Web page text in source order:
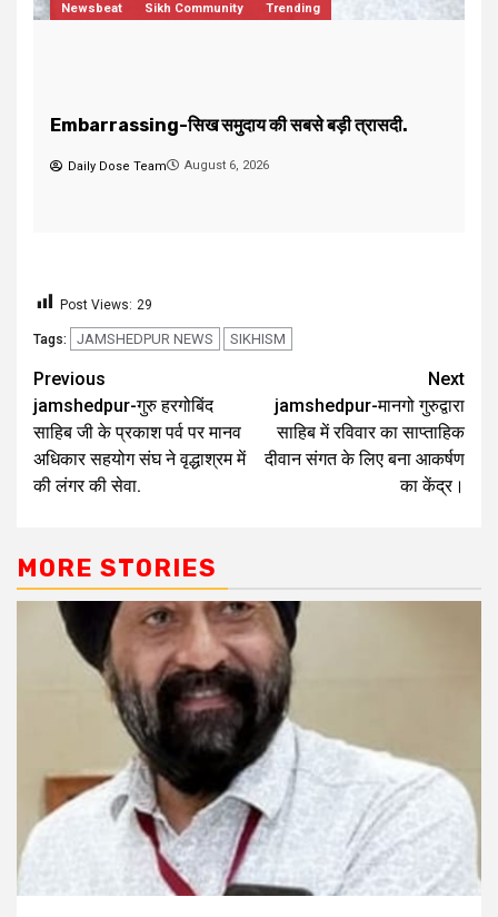
Post Views: 29
Tags: JAMSHEDPUR NEWS SIKHISM
Previous
jamshedpur-गुरु हरगोबिंद
साहिब जी के प्रकाश पर्व पर मानव
अधिकार सहयोग संघ ने वृद्धाश्रम में
की लंगर की सेवा.
Next
jamshedpur-मानगो गुरुद्वारा
साहिब में रविवार का साप्ताहिक
दीवान संगत के लिए बना आकर्षण
का केंद्र।
MORE STORIES